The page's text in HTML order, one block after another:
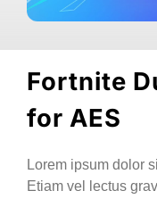
Fortnite
for AES
Lorem ipsum dolor
Etiam vel lectus